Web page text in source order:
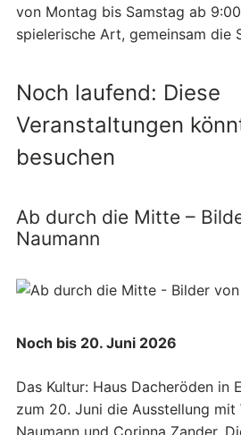
von Montag bis Samstag ab
spielerische Art, gemeinsam die
Noch laufend: Diese
Veranstaltungen
besuchen
Ab durch die Mitte –
Naumann
Noch bis 20. Juni 2026
Das Kultur: Haus Dacheröden
zum 20. Juni die Ausstellung mit